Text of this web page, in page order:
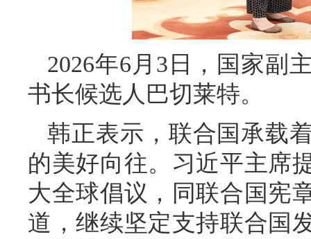
2026年6月3日，国家副
书长候选人巴切莱特。
韩正表示，联合国承载
的美好向往。习近平主席
大全球倡议，同联合国宪
道，继续坚定支持联合国